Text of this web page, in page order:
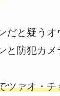
だと疑う
と防犯カ
ツァオ・